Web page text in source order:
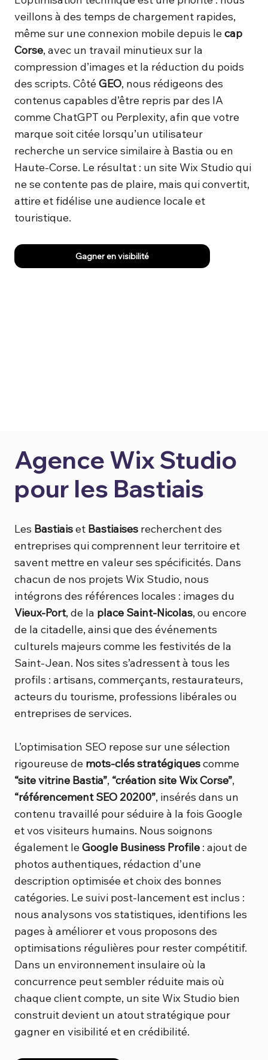
veillons à des temps de chargement rapides,
même sur une connexion mobile depuis lecap
Corse, avec un travail minutieux sur la
compression d’images et la réduction du poids
des scripts. CôtéGEO, nous rédigeons des
contenus capables d’être repris par des IA
comme ChatGPT ou Perplexity, afin que votre
marque soit citée lorsqu’un utilisateur
recherche un service similaire à Bastia ou en
Haute-Corse. Le résultat : un site Wix Studio qui
ne se contente pas de plaire, mais qui convertit,
attire et fidélise une audience locale et
touristique.
Gagner en visibilité
Agence Wix Studio
pour les Bastiais
Les Bastiaiset Bastiaises recherchent des
entreprises qui comprennent leur territoire et
savent mettre en valeur ses spécificités. Dans
chacun de nos projets Wix Studio, nous
intégrons des références locales : images du
Vieux-Port, de la place Saint-Nicolas, ou encore
de la citadelle, ainsi que des événements
culturels majeurs comme les festivités de la
Saint-Jean. Nos sites s’adressent à tous les
profils : artisans, commerçants, restaurateurs,
acteurs du tourisme, professions libérales ou
entreprises de services.
L’optimisation SEO repose sur une sélection
rigoureuse de mots-clés stratégiquescomme
“site vitrine Bastia”, “création site Wix Corse”,
“référencement SEO 20200”, insérés dans un
contenu travaillé pour séduire à la fois Google
et vos visiteurs humains. Nous soignons
également leGoogle Business Profile : ajout de
photos authentiques, rédaction d’une
description optimisée et choix des bonnes
catégories. Le suivi post-lancement est inclus :
nous analysons vos statistiques, identifions les
pages à améliorer et vous proposons des
optimisations régulières pour rester compétitif.
Dans un environnement insulaire où la
concurrence peut sembler réduite mais où
chaque client compte, un site Wix Studio bien
construit devient un atout stratégique pour
gagner en visibilité et en crédibilité.